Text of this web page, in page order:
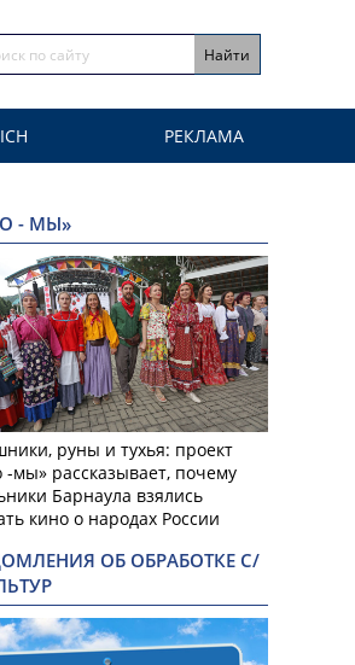
РЕКЛАМА
- МЫ»
руны и тухья: проект
-мы» рассказывает, почему
Барнаула взялись
кино о народах России
ОБ ОБРАБОТКЕ С/